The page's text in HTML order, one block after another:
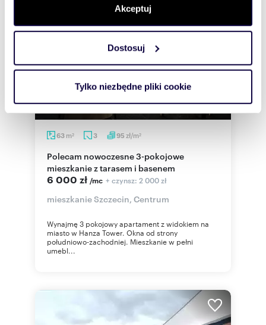
. W Deklaracji plików cookie możesz
zmienić lub wycofać swoją zgodę w dowolnej chwili.
Wykorzystujemy pliki cookie do spersonalizowania treści
i reklam, aby oferować funkcje społecznościowe i
korzystasz z naszej witryny, udostępniamy partnerom
Partnerzy mogą połączyć te informacje z innymi danymi
otrzymanymi od Ciebie lub uzyskanymi podczas
korzystania z ich usług.
Akceptuj
Dostosuj
Tylko niezbędne pliki cookie
63 m2 3 95 zł/m2
Polecam nowoczesne 3-pokojowe
mieszkanie z tarasem i basenem
6 000 zł /mc + czynsz: 2 000 zł
mieszkanie Szczecin, Centrum
Wynajmę 3 pokojowy apartament z widokiem na
miasto w Hanza Tower. Okna od strony
południowo-zachodniej. Mieszkanie w pełni
umebl...